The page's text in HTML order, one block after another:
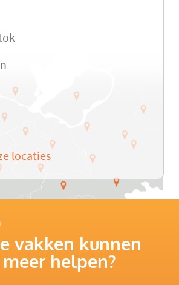
locaties
vakken kunnen
helpen?